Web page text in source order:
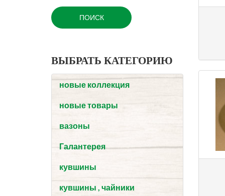
ВЫБРАТЬ КАТЕГОРИЮ
новые коллекция
новые товары
вазоны
Галантерея
кувшины
кувшины , чайники